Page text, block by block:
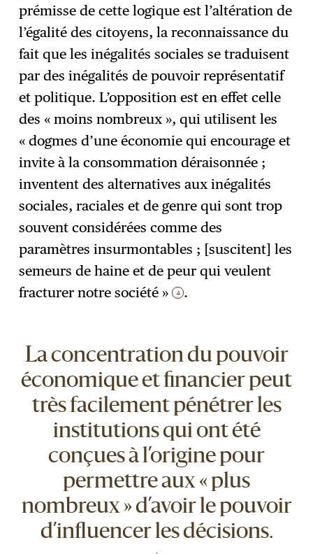
prémisse de cette logique est l’altération de
l’égalité des citoyens, la reconnaissance du
fait que les inégalités sociales se traduisent
par des inégalités de pouvoir représentatif
et politique. L’opposition est en effet celle
des « moins nombreux », qui utilisent les
« dogmes d’une économie qui encourage et
invite à la consommation déraisonnée ;
inventent des alternatives aux inégalités
sociales, raciales et de genre qui sont trop
souvent considérées comme des
paramètres insurmontables ; [suscitent] les
semeurs de haine et de peur qui veulent
fracturer notre société » 4 .
La concentration du pouvoir
économique et financier peut
très facilement pénétrer les
institutions qui ont été
conçues à l’origine pour
permettre aux « plus
nombreux » d’avoir le pouvoir
d’influencer les décisions.